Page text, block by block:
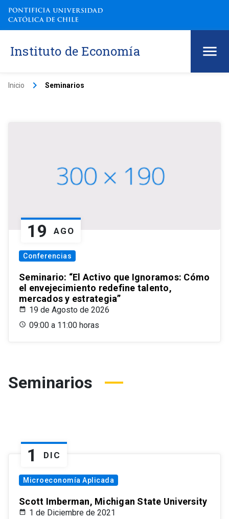
Instituto de Economía
Inicio keyboard_arrow_right Seminarios
19 AGO
Conferencias
Seminario: “El Activo que Ignoramos: Cómo
el envejecimiento redefine talento,
mercados y estrategia”
19 de Agosto de 2026
09:00 a 11:00 horas
Seminarios
1 DIC
Microeconomía Aplicada
Scott Imberman, Michigan State University
1 de Diciembre de 2021